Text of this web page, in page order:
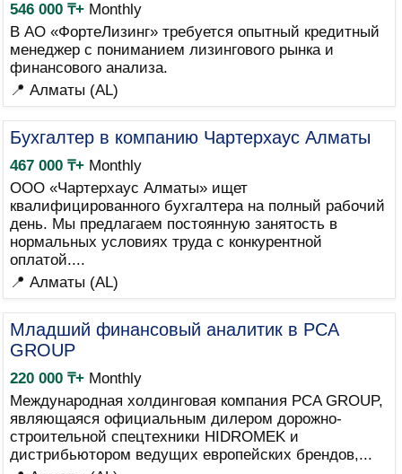
546 000 ₸+Monthly
В АО «ФортеЛизинг» требуется опытный кредитный
менеджер с пониманием лизингового рынка и
финансового анализа.
📍 Алматы (AL)
Бухгалтер в компанию Чартерхаус Алматы
467 000 ₸+Monthly
ООО «Чартерхаус Алматы» ищет
квалифицированного бухгалтера на полный рабочий
день. Мы предлагаем постоянную занятость в
нормальных условиях труда с конкурентной
оплатой....
📍 Алматы (AL)
Младший финансовый аналитик в PCA
GROUP
220 000 ₸+Monthly
Международная холдинговая компания PCA GROUP,
являющаяся официальным дилером дорожно-
строительной спецтехники HIDROMEK и
дистрибьютором ведущих европейских брендов,...